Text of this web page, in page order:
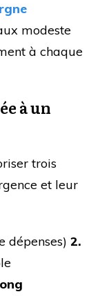
modeste
à chaque
à un
trois
et leur
dépenses) 2.